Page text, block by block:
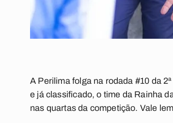
A Perilima folga na rodada #10 da
e já classificado, o time da Rainha
nas quartas da competição. Vale